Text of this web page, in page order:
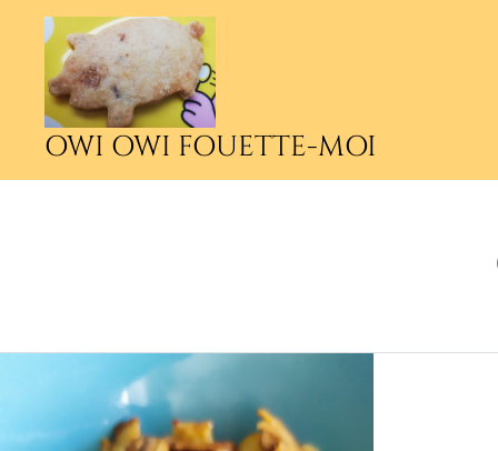
Accéder
contenu
principal
OWI OWI FOUETTE-MOI